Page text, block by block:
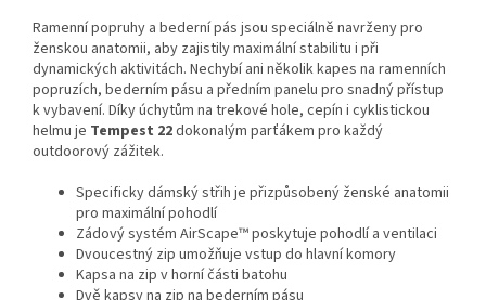
Ramenní popruhy a bederní pás jsou speciálně navrženy pro
ženskou anatomii, aby zajistily maximální stabilitu i při
dynamických aktivitách. Nechybí ani několik kapes na ramenních
popruzích, bederním pásu a předním panelu pro snadný přístup
k vybavení. Díky úchytům na trekové hole, cepín i cyklistickou
helmu je Tempest 22dokonalým parťákem pro každý
outdoorový zážitek.
Specificky dámský střih je přizpůsobený ženské anatomii
pro maximální pohodlí
Zádový systém AirScape™ poskytuje pohodlí a ventilaci
Dvoucestný zip umožňuje vstup do hlavní komory
Kapsa na zip v horní části batohu